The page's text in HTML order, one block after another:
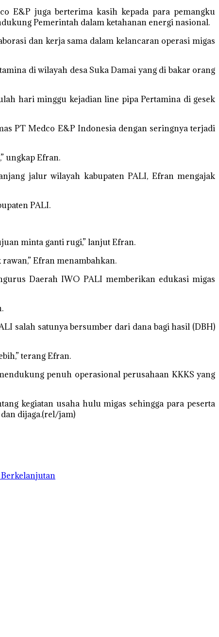
E&P juga berterima kasih kepada para pemangku
Pemerintah dalam ketahanan energi nasional.
dan kerja sama dalam kelancaran operasi migas
di wilayah desa Suka Damai yang di bakar orang
hari minggu kejadian line pipa Pertamina di gesek
PT Medco E&P Indonesia dengan seringnya terjadi
ungkap Efran.
jalur wilayah kabupaten PALI, Efran mengajak
PALI.
minta ganti rugi,” lanjut Efran.
Efran menambahkan.
Daerah IWO PALI memberikan edukasi migas
salah satunya bersumber dari dana bagi hasil (DBH)
terang Efran.
penuh operasional perusahaan KKKS yang
kegiatan usaha hulu migas sehingga para peserta
dijaga.(rel/jam)